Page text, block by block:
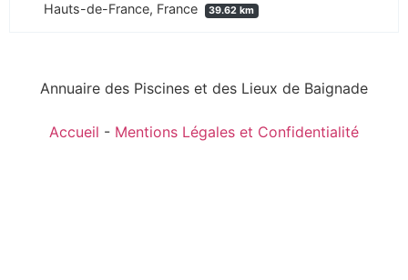
Hauts-de-France, France
39.62 km
Annuaire des Piscines et des Lieux de Baignade
Accueil - Mentions Légales et Confidentialité